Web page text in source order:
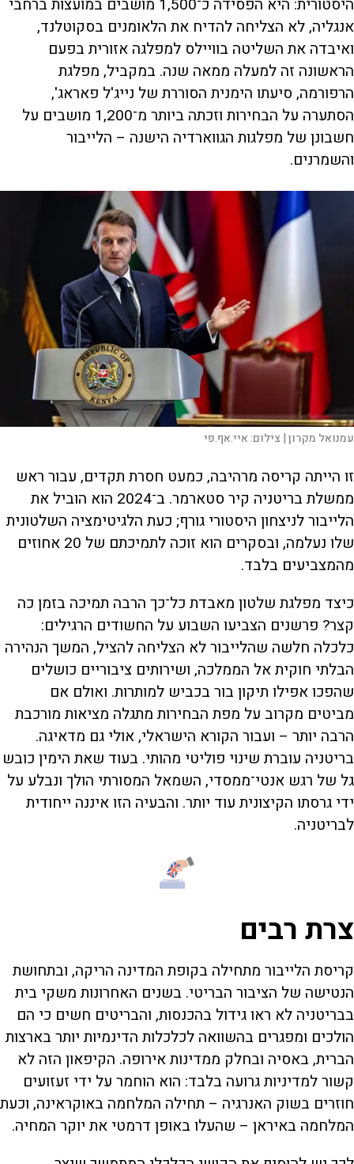
היסטורית: היא הפסידה כ־1,500 מושבים במועצות ברחבי
אנגליה, לא הצליחה להדיח את הלאומנים בסקוטלנד,
ואיבדה את השליטה בוויילס למפלגה אזורית בפעם
הראשונה זה למעלה ממאה שנה. במקביל, מפלגת
הרפורמה, סיעתו הימנית הסוררת של נייג'ל פאראג',
הסתערה על הבחירות וזכתה ביותר מ־1,200 מושבים על
חשבונן של מפלגות הגווארדיה הישנה – הלייבור
והשמרנים.
עמנואל מקרון | צילום:איי.אף.פי
זו הייתה קריסה מרהיבה, כמעט חסרת תקדים, עבור ראש
ממשלת בריטניה קיר סטארמר. ב־2024 הוא הוביל את
הלייבור לניצחון היסטורי גורף; כעת הלגיטימציה השלטונית
שלו נעלמה, ובסקרים הוא זוכה לתמיכתם של 20 אחוזים
מהמצביעים בלבד.
כיצד מפלגת שלטון מאבדת כל־כך הרבה תמיכה בזמן כה
קצר? פרשנים הצביעו השבוע על החשודים הרגילים:
כלכלה חלשה שהלייבור לא הצליחה להציל, המשך הנהירה
הבלתי חוקית אל הממלכה, ושירותים ציבוריים כושלים
שהפכו אפילו תיקון בור בכביש למותרות. ואולם אם
מביטים מקרוב על מפת הבחירות מתגלה מציאות מורכבת
הרבה יותר – ועבור הקורא הישראלי, אולי גם מדאיגה.
בריטניה עוברת שינוי פוליטי מהותי. בעוד שאת הימין כובש
גל של רגש אנטי־ממסדי, השמאל המסורתי הולך ונבלע על
ידי גרסתו הקיצונית עוד יותר. והבעיה הזו איננה ייחודית
לבריטניה.
צרת רבים
קריסת הלייבור מתחילה בקופת המדינה הריקה, ובתחושת
הנטישה של הציבור הבריטי. בשנים האחרונות משקי בית
בבריטניה לא ראו גידול בהכנסות, והבריטים חשים כי הם
הולכים ומפגרים בהשוואה לכלכלות הדינמיות יותר בארצות
הברית, באסיה ובחלק ממדינות אירופה. הקיפאון הזה לא
קשור למדיניות גרועה בלבד: הוא הוחמר על ידי זעזועים
חוזרים בשוק האנרגיה – תחילה המלחמה באוקראינה, וכעת
המלחמה באיראן – שהעלו באופן דרמטי את יוקר המחיה.